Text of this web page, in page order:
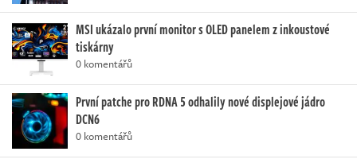
MSI ukázalo první monitor s OLED panelem z inkoustové
tiskárny
0 komentářů
První patche pro RDNA 5 odhalily nové displejové jádro
DCN6
0 komentářů